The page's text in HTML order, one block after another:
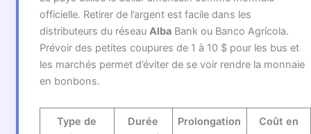
officielle. Retirer de l’argent est facile dans les
distributeurs du réseau AlbaBank ou Banco Agrícola.
Prévoir des petites coupures de 1 à 10 $ pour les bus et
les marchés permet d’éviter de se voir rendre la monnaie
en bonbons.
Type de
Durée
Prolongation
Coût en